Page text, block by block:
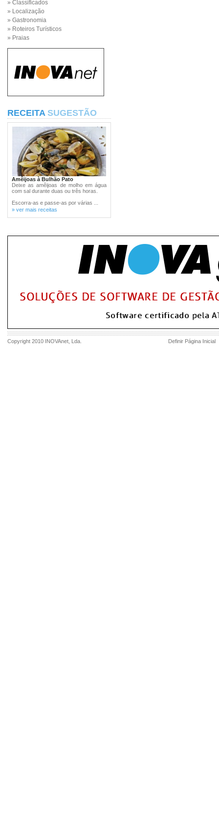
» Classificados
» Localização
» Gastronomia
» Roteiros Turísticos
» Praias
RECEITA SUGESTÃO
Amêijoas à Bulhão Pato
Deixe as amêijoas de molho em água
com sal durante duas ou três horas.
Escorra-as e passe-as por várias ...
» ver mais receitas
Copyright 2010 INOVAnet , Lda. Definir Página Inicial